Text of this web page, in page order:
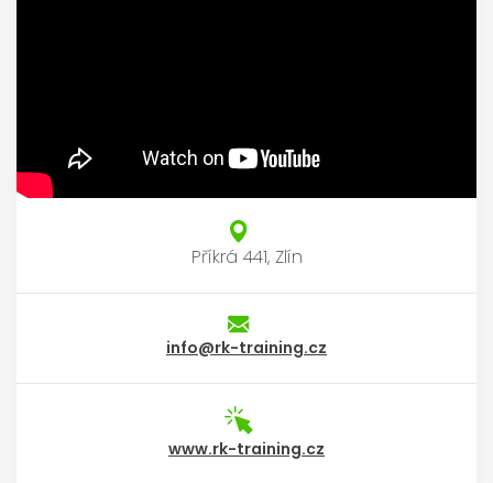
Příkrá 441, Zlín
info@rk-training.cz
www.rk-training.cz